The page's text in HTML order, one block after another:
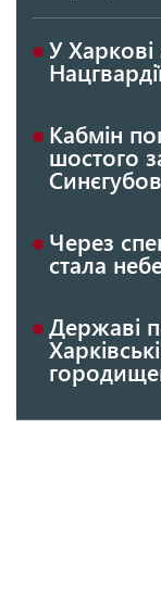
У
Кабмін
шостого
Через
стала
Державі